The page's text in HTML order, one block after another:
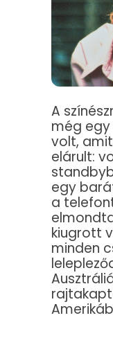
A
még
volt,
elárult:
egy
a
kiugrott
minden